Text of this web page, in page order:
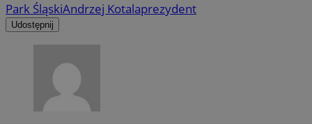
Park ŚląskiAndrzej Kotalaprezydent
Udostępnij